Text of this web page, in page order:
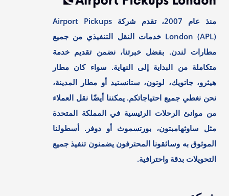
منذ عام 2007، تقدم شركة Airport Pickups
London (APL) خدمات النقل التنفيذي من جميع
مطارات لندن. بفضل خبرتنا، نضمن تقديم خدمة
متكاملة من البداية إلى النهاية. سواء كان مطار
هيثرو، جاتويك، لوتون، ستانستيد أو مطار المدينة،
نحن نغطي جميع احتياجاتكم. يمكننا أيضًا نقل العملاء
من موانئ الرحلات الرئيسية في المملكة المتحدة
مثل ساوثهامبتون، بورتسموث أو دوفر. أسطولنا
الموثوق به وسائقونا المحترفون يضمنون تنفيذ جميع
التحويلات بدقة واحترافية.